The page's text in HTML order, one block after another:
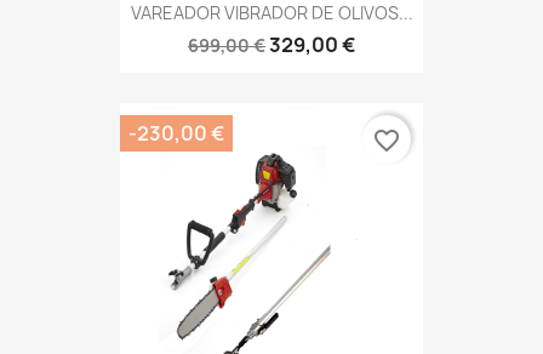
VAREADOR VIBRADOR DE OLIVOS...
699,00 €329,00 €
-230,00 € favorite_border